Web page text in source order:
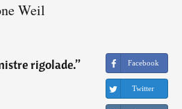
Weil
rigolade.”
Facebook
Twitter